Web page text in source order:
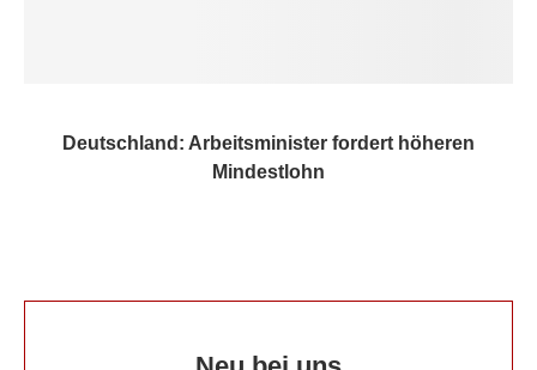
Deutschland: Arbeitsminister fordert höheren
Mindestlohn